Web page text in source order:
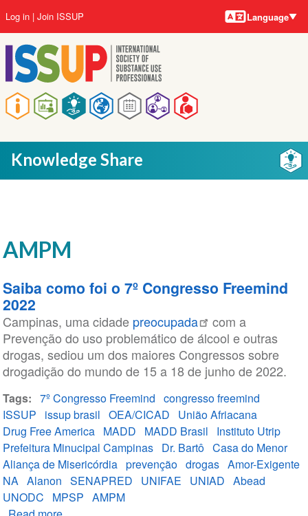
to
main
content
Main
navigation
User
account
menu
Log in Join ISSUP Language
Knowledge Share
AMPM
Saiba como foi o 7º Congresso Freemind
2022
Campinas, uma cidade preocupada
com a
Prevenção do uso problemático de álcool e outras
drogas, sediou um dos maiores Congressos sobre
drogadição do mundo de 15 a 18 de junho de 2022.
Tags 7º Congresso Freemind congresso freemind
ISSUP
issup brasil OEA/CICAD
União Afriacana
Drug Free America MADD MADD Brasil
Instituto Utrip
Prefeitura Minucipal Campinas Dr. Bartô Casa do Menor
Aliança de Misericórdia prevenção drogas Amor-Exigente
NA Alanon SENAPRED UNIFAE UNIAD Abead
UNODC
MPSP AMPM